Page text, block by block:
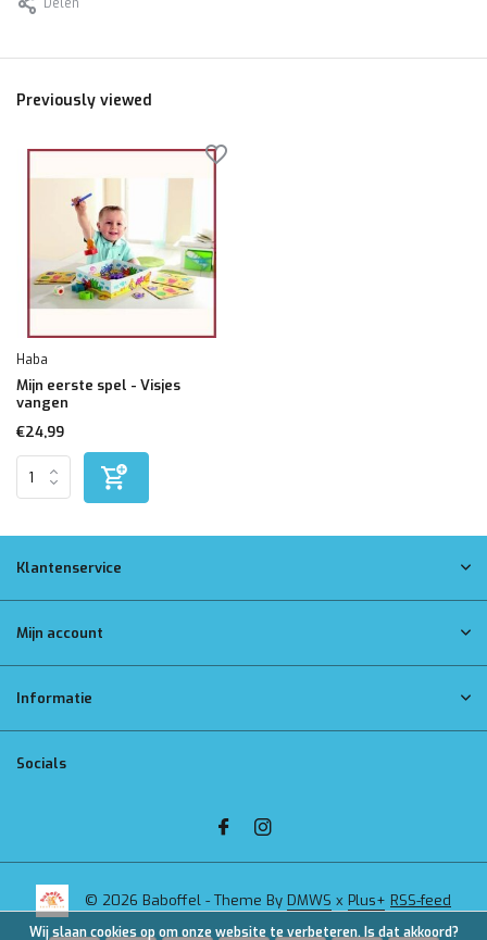
Previously viewed
Haba
Mijn eerste spel - Visjes
vangen
€24,99
Klantenservice
Mijn account
Informatie
Socials
© 2026 Baboffel - Theme By DMWS x Plus+ RSS-feed
Wij slaan cookies op om onze website te verbeteren. Is dat akkoord?